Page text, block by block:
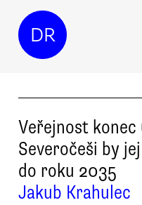
DR
Veřejnost
Severočeši by
do roku 2035
Jakub Krahulec